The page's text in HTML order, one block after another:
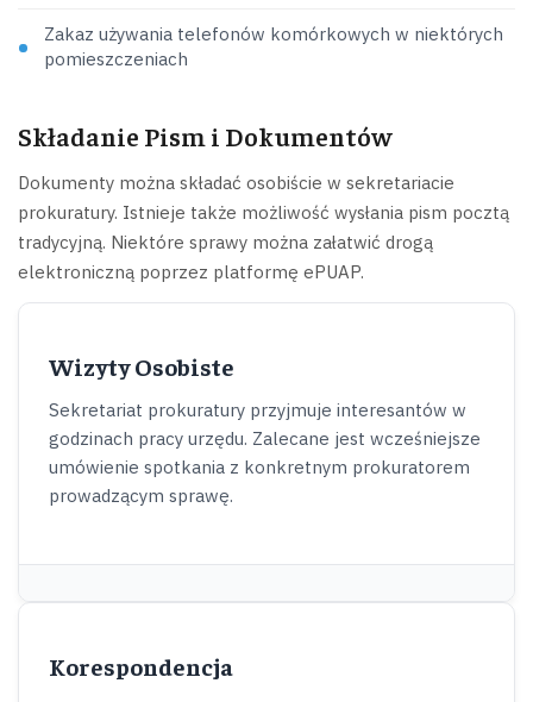
Zakaz używania telefonów komórkowych w niektórych
pomieszczeniach
Składanie Pism i Dokumentów
Dokumenty można składać osobiście w sekretariacie
prokuratury. Istnieje także możliwość wysłania pism pocztą
tradycyjną. Niektóre sprawy można załatwić drogą
elektroniczną poprzez platformę ePUAP.
Wizyty Osobiste
Sekretariat prokuratury przyjmuje interesantów w
godzinach pracy urzędu. Zalecane jest wcześniejsze
umówienie spotkania z konkretnym prokuratorem
prowadzącym sprawę.
Korespondencja